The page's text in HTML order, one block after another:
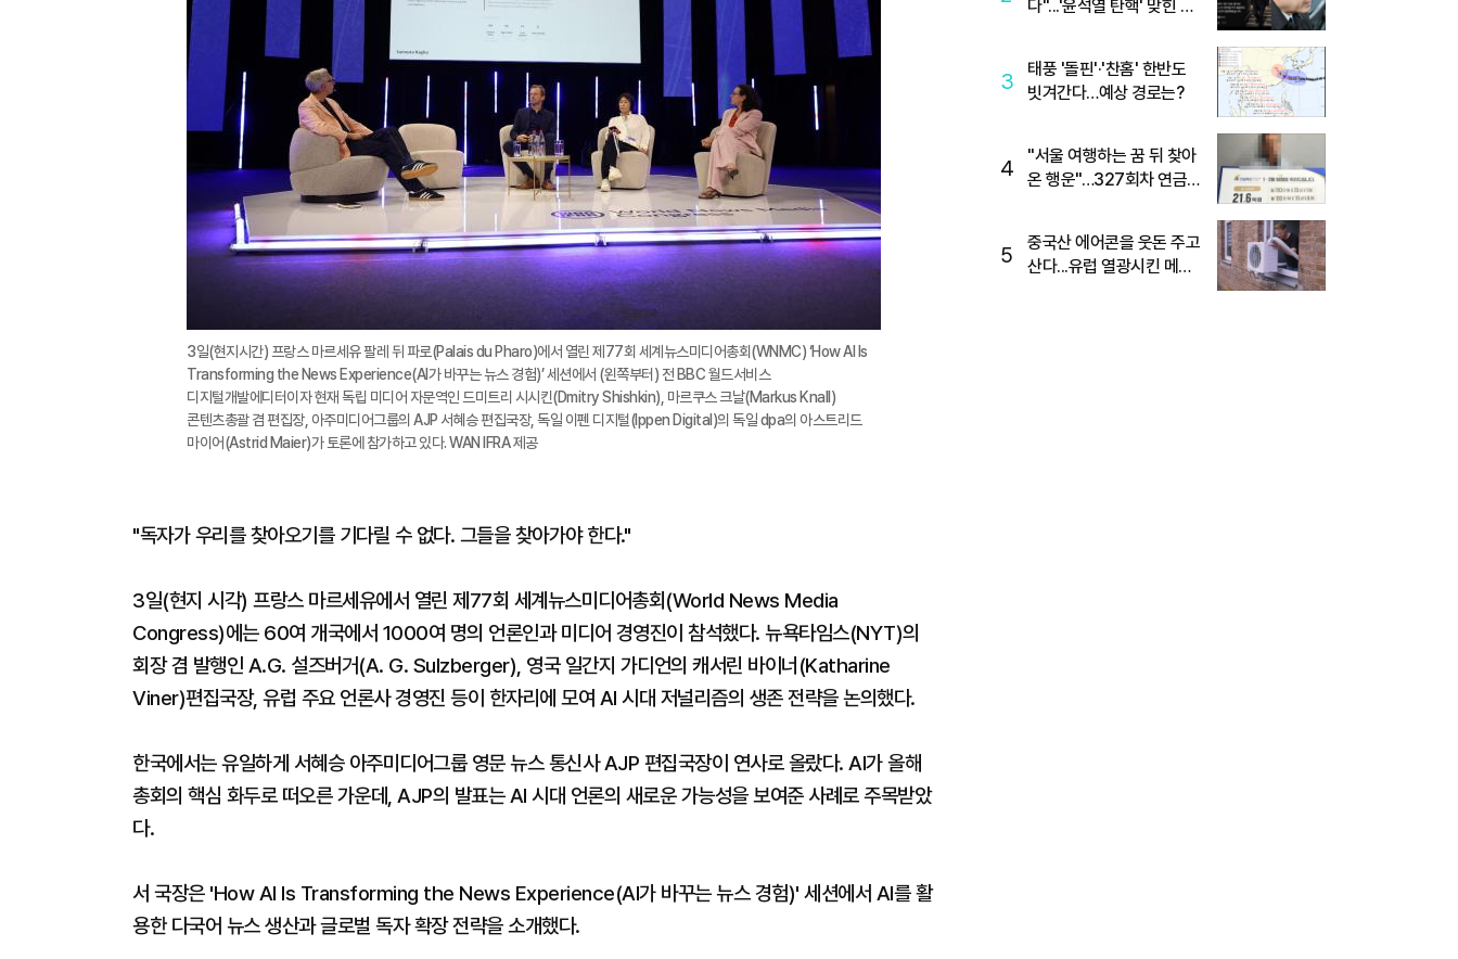
대
3일(현지시간) 프랑스 마르세유 팔레 뒤 파로(Palais du Pharo)에서 열린 제77회 세계뉴스미디어총회(WNMC) ‘How AI Is
Transforming the News Experience(AI가 바꾸는 뉴스 경험)’ 세션에서 (왼쪽부터) 전 BBC 월드서비스
디지털개발에디터이자 현재 독립 미디어 자문역인 드미트리 시시킨(Dmitry Shishkin), 마르쿠스 크날(Markus Knall)
콘텐츠총괄 겸 편집장, 아주미디어그룹의 AJP 서혜승 편집국장, 독일 이펜 디지털(Ippen Digital)의 독일 dpa의 아스트리드
마이어(Astrid Maier)가 토론에 참가하고 있다. WAN IFRA 제공
"독자가 우리를 찾아오기를 기다릴 수 없다. 그들을 찾아가야 한다."
3일(현지 시각) 프랑스 마르세유에서 열린 제77회 세계뉴스미디어총회(World News Media
Congress)에는 60여 개국에서 1000여 명의 언론인과 미디어 경영진이 참석했다. 뉴욕타임스(NYT)의
회장 겸 발행인 A.G. 설즈버거(A. G. Sulzberger), 영국 일간지 가디언의 캐서린 바이너(Katharine
Viner)편집국장, 유럽 주요 언론사 경영진 등이 한자리에 모여 AI 시대 저널리즘의 생존 전략을 논의했다.
한국에서는 유일하게 서혜승 아주미디어그룹 영문 뉴스 통신사 AJP 편집국장이 연사로 올랐다. AI가 올해
총회의 핵심 화두로 떠오른 가운데, AJP의 발표는 AI 시대 언론의 새로운 가능성을 보여준 사례로 주목받았
다.
서 국장은 'How AI Is Transforming the News Experience(AI가 바꾸는 뉴스 경험)' 세션에서 AI를 활
용한 다국어 뉴스 생산과 글로벌 독자 확장 전략을 소개했다.
다"...'윤석열 탄핵' 맞힌 무
3
태풍 '돌핀'·'찬홈' 한반도
빗겨간다…예상 경로는?
4
"서울 여행하는 꿈 뒤 찾아
온 행운"…327회차 연금
5
중국산 에어콘을 웃돈 주고
산다...유럽 열광시킨 메이